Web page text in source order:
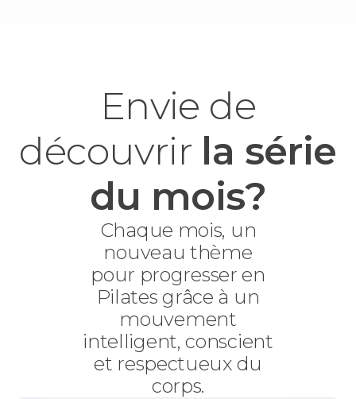
Envie de
découvrir la série
du mois?
Chaque mois, un
nouveau thème
pour progresser en
Pilates grâce à un
mouvement
intelligent, conscient
et respectueux du
corps.